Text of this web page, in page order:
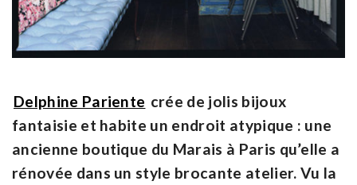
Delphine Pariente crée de jolis bijoux
fantaisie et habite un endroit atypique : une
ancienne boutique du Marais à Paris qu’elle a
rénovée dans un style brocante atelier. Vu la